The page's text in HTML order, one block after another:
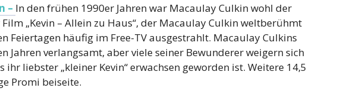
– In den frühen 1990er Jahren war Macaulay Culkin wohl der
„Kevin – Allein zu Haus“, der Macaulay Culkin weltberühmt
Feiertagen häufig im Free-TV ausgestrahlt. Macaulay Culkins
Jahren verlangsamt, aber viele seiner Bewunderer weigern sich
liebster „kleiner Kevin“ erwachsen geworden ist. Weitere 14,5
Promi beiseite.